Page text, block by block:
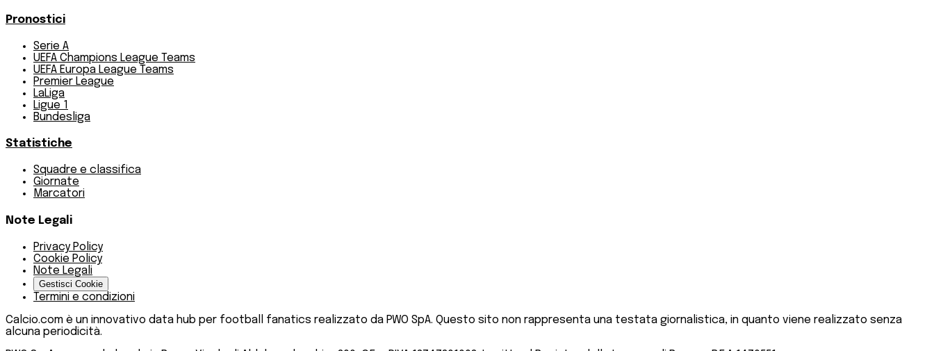
Pronostici
Serie A
UEFA Champions League Teams
UEFA Europa League Teams
Premier League
LaLiga
Ligue 1
Bundesliga
Statistiche
Squadre e classifica
Giornate
Marcatori
Note Legali
Privacy Policy
Cookie Policy
Note Legali
Gestisci Cookie
Termini e condizioni
Calcio.com è un innovativo data hub per football fanatics realizzato da PWO SpA. Questo sito non rappresenta una testata giornalistica, in quanto viene realizzato senza
alcuna periodicità.